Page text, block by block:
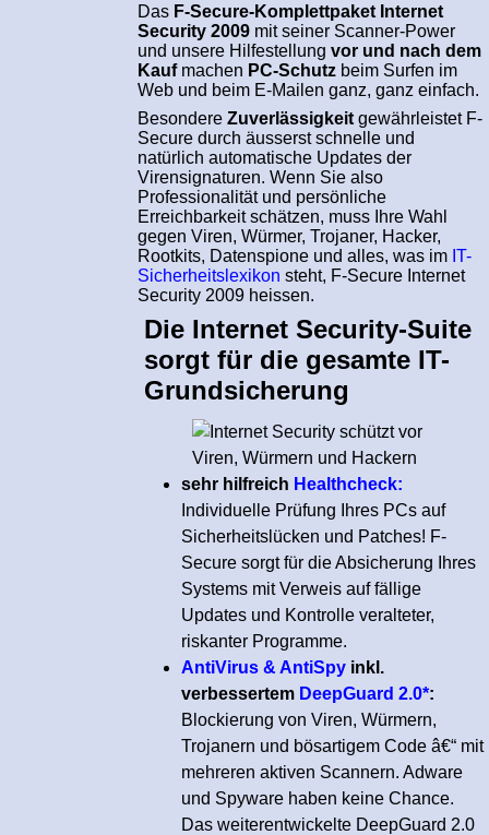
Das F-Secure-Komplettpaket Internet
Security 2009mit seiner Scanner-Power
und unsere Hilfestellung vor und nach dem
Kaufmachen PC-Schutzbeim Surfen im
Web und beim E-Mailen ganz, ganz einfach.
Besondere Zuverlässigkeitgewährleistet F-
Secure durch äusserst schnelle und
natürlich automatische Updates der
Virensignaturen. Wenn Sie also
Professionalität und persönliche
Erreichbarkeit schätzen, muss Ihre Wahl
gegen Viren, Würmer, Trojaner, Hacker,
Rootkits, Datenspione und alles, was im IT-
Sicherheitslexikon steht, F-Secure Internet
Security 2009 heissen.
Die Internet Security-Suite
sorgt für die gesamte IT-
Grundsicherung
sehr hilfreich Healthcheck:
Individuelle Prüfung Ihres PCs auf
Sicherheitslücken und Patches! F-
Secure sorgt für die Absicherung Ihres
Systems mit Verweis auf fällige
Updates und Kontrolle veralteter,
riskanter Programme.
AntiVirus & AntiSpyinkl.
verbessertem DeepGuard 2.0*:
Blockierung von Viren, Würmern,
Trojanern und bösartigem Code â€“ mit
mehreren aktiven Scannern. Adware
und Spyware haben keine Chance.
Das weiterentwickelte DeepGuard 2.0